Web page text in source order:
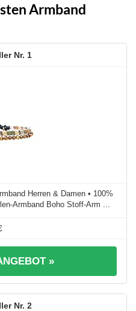
Armband
1
Herren & Damen • 100%
Armband Boho Stoff-Arm ...
»
2